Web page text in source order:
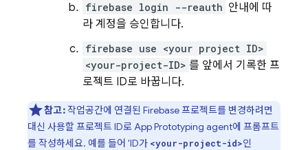
firebase login --reauth 안내에 따
라 계정을 승인합니다.
firebase use <your project ID>
<your-project-ID> 를 앞에서 기록한 프
로젝트 ID로 바꿉니다.
참고:작업공간에 연결된 Firebase 프로젝트를 변경하려면
대신 사용할 프로젝트 ID로 App Prototyping agent에 프롬프트
를 작성하세요. 예를 들어 'ID가 <your-project-id>인